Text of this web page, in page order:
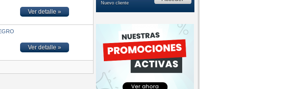
Ver detalle »
Ver detalle »
Nuevo cliente